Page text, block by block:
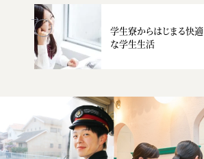
学生寮からはじまる快適
な学生生活